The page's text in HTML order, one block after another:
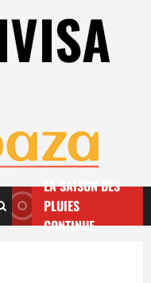
LA SAISON DES
PLUIES
CONTINUE